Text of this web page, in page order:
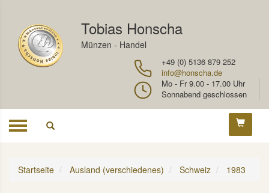
Tobias Honscha
Münzen - Handel
+49 (0) 5136 879 252
info@honscha.de
Mo - Fr 9.00 - 17.00 Uhr
Sonnabend geschlossen
Toggle
Startseite Ausland (verschiedenes) Schweiz 1983